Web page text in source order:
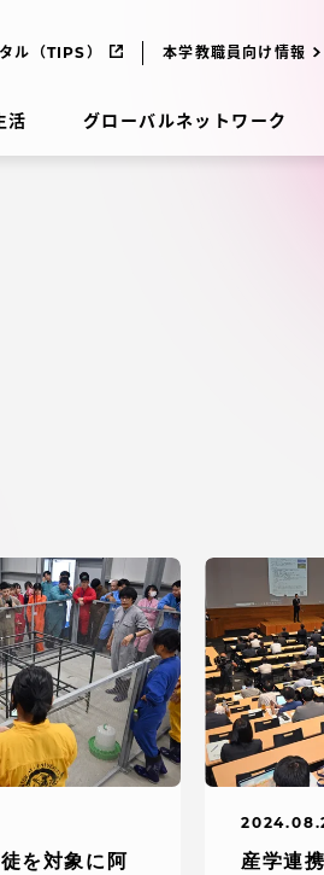
活 グローバルネットワーク
ル（TIPS） 本学教職員向け情報
を対象に阿
産学連
受験イベン
入学案内